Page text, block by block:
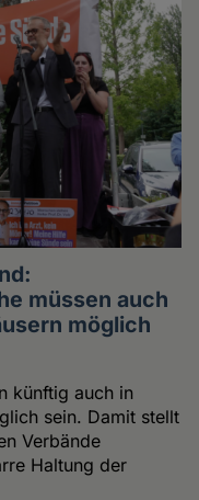
müssen auch
möglich
künftig auch in
sein. Damit stellt
Verbände
Haltung der